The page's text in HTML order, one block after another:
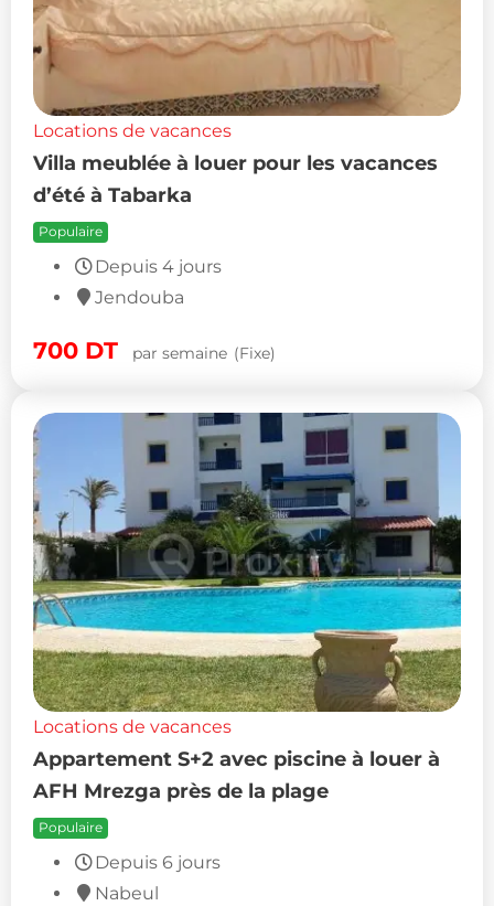
Locations de vacances
Villa meublée à louer pour les vacances
d’été à Tabarka
Populaire
Depuis 4 jours
Jendouba
700 DT par semaine (Fixe)
Locations de vacances
Appartement S+2 avec piscine à louer à
AFH Mrezga près de la plage
Populaire
Depuis 6 jours
Nabeul